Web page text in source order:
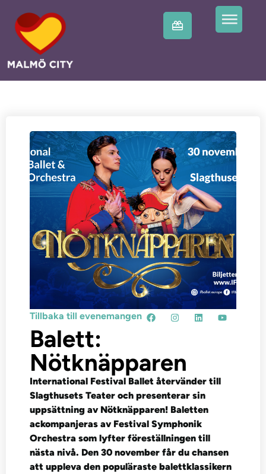
Tillbaka till evenemangen
Balett:
Nötknäpparen
International Festival Ballet återvänder till
Slagthusets Teater och presenterar sin
uppsättning av Nötknäpparen! Baletten
ackompanjeras av Festival Symphonik
Orchestra som lyfter föreställningen till
nästa nivå. Den 30 november får du chansen
att uppleva den populäraste balettklassikern